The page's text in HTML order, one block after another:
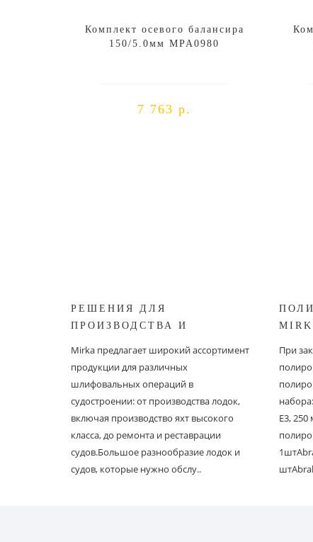
Комплект осевого балансира
150/5.0мм MPA0980
7 763 р.
РЕШЕНИЯ ДЛЯ
ПРОИЗВОДСТВА И
Mirka предлагает широкий ассортимент
продукции для различных
шлифовальных операций в
судостроении: от производства лодок,
включая производство яхт высокого
класса, до ремонта и реставрации
судов.Большое разнообразие лодок и
судов, которые нужно обслу..
При
E3,